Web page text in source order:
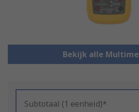
Bekijk alle
Subtotaal (1 eenheid)*